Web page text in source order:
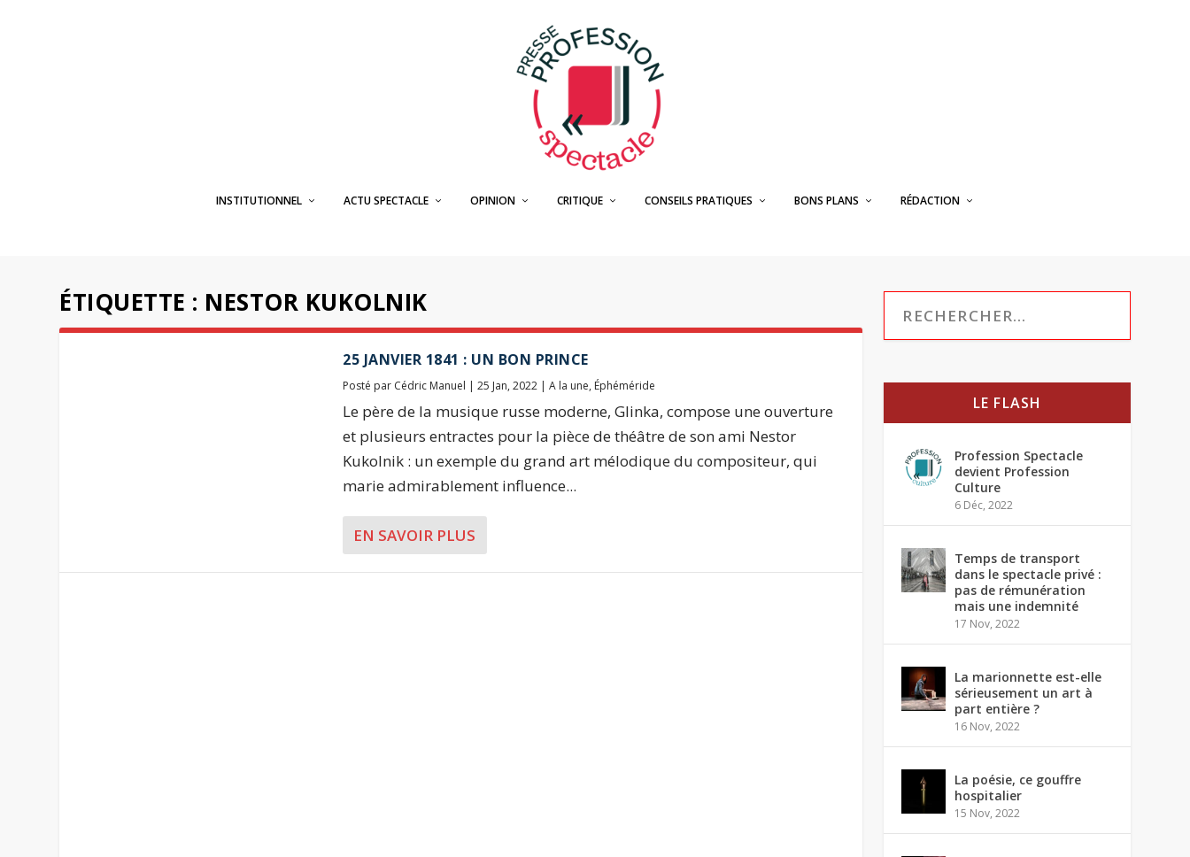
INSTITUTIONNEL ACTU SPECTACLE OPINION CRITIQUE CONSEILS PRATIQUES BONS PLANS RÉDACTION
ÉTIQUETTE : NESTOR KUKOLNIK
25 JANVIER 1841 : UN BON PRINCE
Posté par Cédric Manuel |25 Jan, 2022 |A la une, Éphéméride
Le père de la musique russe moderne, Glinka, compose une ouverture
et plusieurs entractes pour la pièce de théâtre de son ami Nestor
Kukolnik : un exemple du grand art mélodique du compositeur, qui
marie admirablement influence...
EN SAVOIR PLUS
LE FLASH
Profession Spectacle
devient Profession
Culture
6 Déc, 2022
Temps de transport
dans le spectacle privé :
pas de rémunération
mais une indemnité
17 Nov, 2022
La marionnette est-elle
sérieusement un art à
part entière ?
16 Nov, 2022
La poésie, ce gouffre
hospitalier
15 Nov, 2022